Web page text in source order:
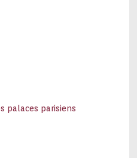
palaces parisiens